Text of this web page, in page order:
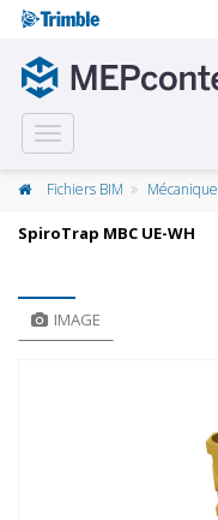
Toggle
navigation
Fichiers BIM Mécanique
SpiroTrap MBC UE-WH
IMAGE